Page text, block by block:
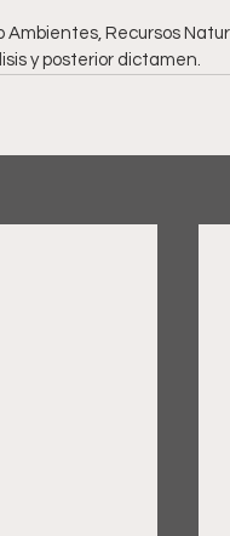
Recursos
y posterior dictamen.